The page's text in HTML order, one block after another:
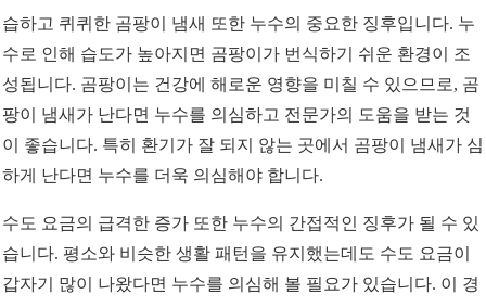
습하고 퀴퀴한 곰팡이 냄새 또한 누수의 중요한 징후입니다. 누
수로 인해 습도가 높아지면 곰팡이가 번식하기 쉬운 환경이 조
성됩니다. 곰팡이는 건강에 해로운 영향을 미칠 수 있으므로, 곰
팡이 냄새가 난다면 누수를 의심하고 전문가의 도움을 받는 것
이 좋습니다. 특히 환기가 잘 되지 않는 곳에서 곰팡이 냄새가 심
하게 난다면 누수를 더욱 의심해야 합니다.
수도 요금의 급격한 증가 또한 누수의 간접적인 징후가 될 수 있
습니다. 평소와 비슷한 생활 패턴을 유지했는데도 수도 요금이
갑자기 많이 나왔다면 누수를 의심해 볼 필요가 있습니다. 이 경